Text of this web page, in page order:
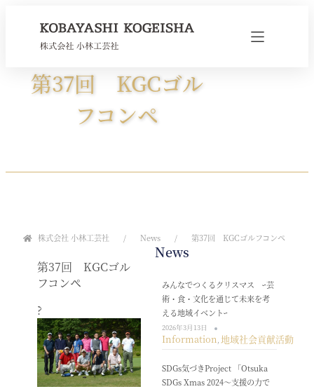
第37回 KGCゴル
フコンペ
株式会社 小林工芸社 News 第37回 KGCゴルフコンペ
第37回 KGCゴル
フコンペ
?
News
みんなでつくるクリスマス ｰ芸
術・食・文化を通じて未来を考
える地域イベントｰ
2026年3月13日
Information,地域社会貢献活動
SDGs気づきProject 「Otsuka
SDGs Xmas 2024～支援の力で